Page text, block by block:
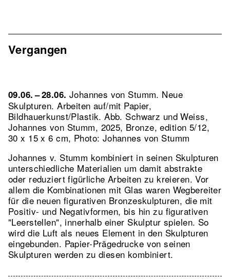
Vergangen
09.06. – 28.06. Johannes von Stumm. Neue
Skulpturen. Arbeiten auf/mit Papier,
Bildhauerkunst/Plastik.Abb. Schwarz und Weiss,
Johannes von Stumm, 2025, Bronze, edition 5/12,
30 x 15 x 6 cm, Photo: Johannes von Stumm
Johannes v. Stumm kombiniert in seinen Skulpturen
unterschiedliche Materialien um damit abstrakte
oder reduziert figürliche Arbeiten zu kreieren. Vor
allem die Kombinationen mit Glas waren Wegbereiter
für die neuen figurativen Bronzeskulpturen, die mit
Positiv- und Negativformen, bis hin zu figurativen
"Leerstellen", innerhalb einer Skulptur spielen. So
wird die Luft als neues Element in den Skulpturen
eingebunden. Papier-Prägedrucke von seinen
Skulpturen werden zu diesen kombiniert.